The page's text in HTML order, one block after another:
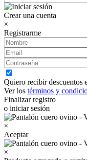
Crear una cuenta
×
Registrarme
Quiero recibir descuentos
Ver los términos y
Finalizar registro
o iniciar sesión
×
Aceptar
×